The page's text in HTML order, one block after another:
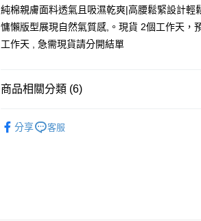
全支付
全盈+PAY
【大哥付你分期使用說明】
流程，驗證手機門號後，選擇欲分期的期數、繳款截
【關於「AFTEE先享後付」】
純棉親膚面料透氣且吸濕乾爽|高腰鬆緊設計輕
慵懶版型展現自然氣質感,。現貨 2個工作天，
工作天 , 急需現貨請分開結單
商品相關分類 (6)
分享 客服